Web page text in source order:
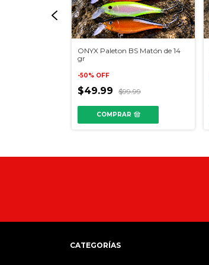
ONYX Paleton BS Matón de 14
gr
-50% OFF
$49.99 $99.99
COMPRAR
CATEGORÍAS